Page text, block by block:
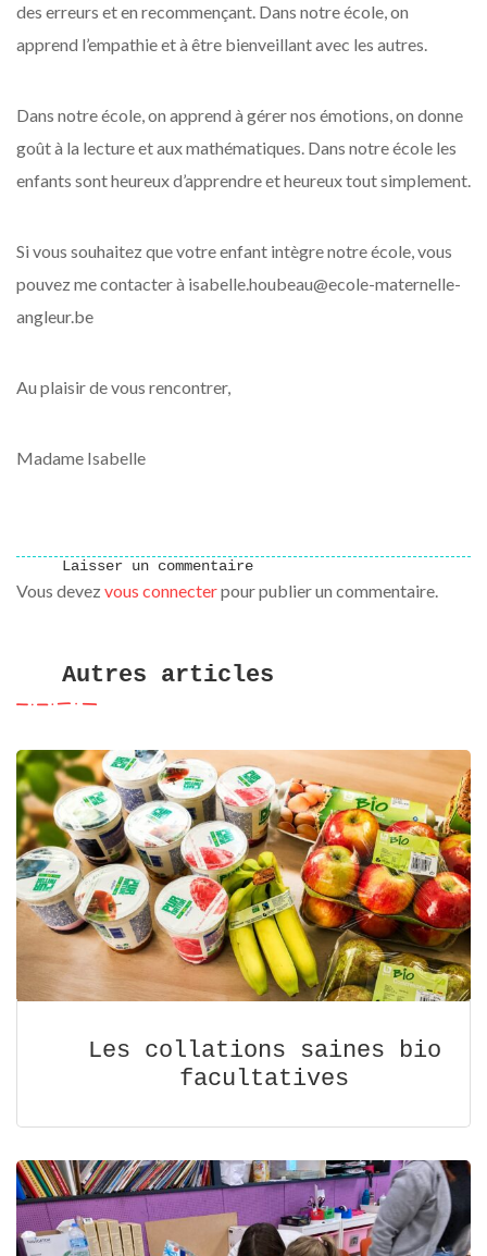
des erreurs et en recommençant. Dans notre école, on
apprend l’empathie et à être bienveillant avec les autres.
Dans notre école, on apprend à gérer nos émotions, on donne
goût à la lecture et aux mathématiques. Dans notre école les
enfants sont heureux d’apprendre et heureux tout simplement.
Si vous souhaitez que votre enfant intègre notre école, vous
pouvez me contacter à isabelle.houbeau@ecole-maternelle-
angleur.be
Au plaisir de vous rencontrer,
Madame Isabelle
Laisser un commentaire
Vous devezvous connecterpour publier un commentaire.
Autres articles
Les collations saines bio
facultatives